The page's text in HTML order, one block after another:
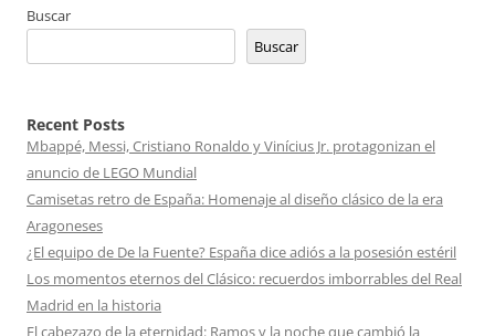
Buscar
Buscar
Recent Posts
Mbappé, Messi, Cristiano Ronaldo y Vinícius Jr. protagonizan el
anuncio de LEGO Mundial
Camisetas retro de España: Homenaje al diseño clásico de la era
Aragoneses
¿El equipo de De la Fuente? España dice adiós a la posesión estéril
Los momentos eternos del Clásico: recuerdos imborrables del Real
Madrid en la historia
El cabezazo de la eternidad: Ramos y la noche que cambió la